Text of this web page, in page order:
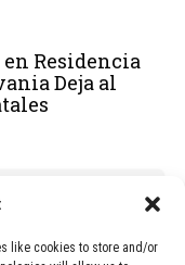
like cookies to store and/or
Residencia
Deja al